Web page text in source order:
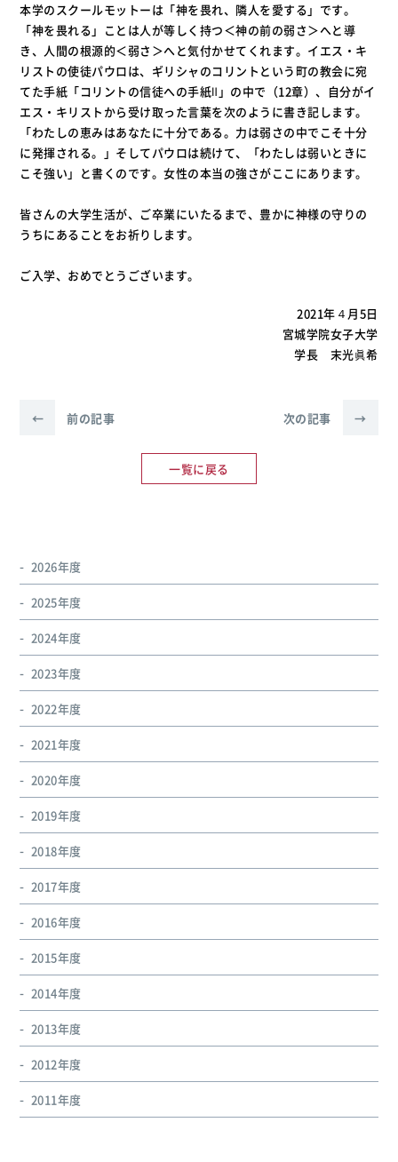
本学のスクールモットーは「神を畏れ、隣人を愛する」です。
「神を畏れる」ことは人が等しく持つ＜神の前の弱さ＞へと導
き、人間の根源的＜弱さ＞へと気付かせてくれます。イエス・キ
リストの使徒パウロは、ギリシャのコリントという町の教会に宛
てた手紙「コリントの信徒への手紙Ⅱ」の中で（12章）、自分がイ
エス・キリストから受け取った言葉を次のように書き記します。
「わたしの恵みはあなたに十分である。力は弱さの中でこそ十分
に発揮される。」そしてパウロは続けて、「わたしは弱いときに
こそ強い」と書くのです。女性の本当の強さがここにあります。
皆さんの大学生活が、ご卒業にいたるまで、豊かに神様の守りの
うちにあることをお祈りします。
ご入学、おめでとうございます。
2021年４月5日
宮城学院女子大学
学長 末光眞希
← 前の記事
一覧に戻る
次の記事 →
2026年度
2025年度
2024年度
2023年度
2022年度
2021年度
2020年度
2019年度
2018年度
2017年度
2016年度
2015年度
2014年度
2013年度
2012年度
2011年度